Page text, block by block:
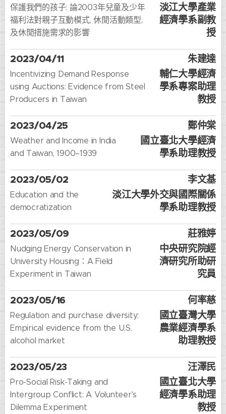
保護我們的孩子: 論2003年兒童及少年
福利法對親子互動模式, 休閒活動類型,
及休閒措施需求的影響
淡江大學產業
經濟學系副教
授
2023/04/11
Incentivizing Demand Response
using Auctions: Evidence from Steel
Producers in Taiwan
朱建達
輔仁大學經濟
學系專案助理
教授
2023/04/25
Weather and Income in India
and Taiwan, 1900–1939
鄭仲棠
國立臺北大學經濟
學系助理教授
2023/05/02
Education and the
democratization
李文基
淡江大學外交與國際關係
學系助理教授
2023/05/09
Nudging Energy Conservation in
University Housing：A Field
Experiment in Taiwan
莊雅婷
中央研究院經
濟研究所助研
究員
2023/05/16
Regulation and purchase diversity:
Empirical evidence from the U.S.
alcohol market
何率慈
國立臺灣大學
農業經濟學系
助理教授
2023/05/23
Pro-Social Risk-Taking and
Intergroup Conflict: A Volunteer's
Dilemma Experiment
汪澤民
國立臺北大學
經濟學系助理
教授